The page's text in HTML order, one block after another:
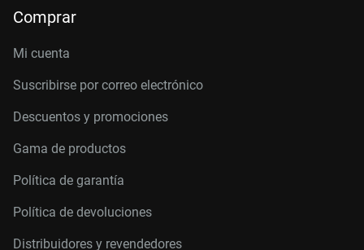
Comprar
Mi cuenta
Suscribirse por correo electrónico
Descuentos y promociones
Gama de productos
Política de garantía
Política de devoluciones
Distribuidores y revendedores